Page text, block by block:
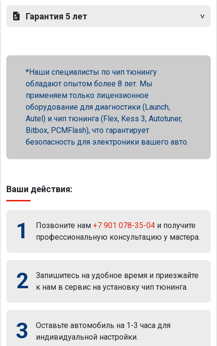
Гарантия 5 лет
Наши специалисты по чип тюнингу
обладают опытом более 8 лет. Мы
применяем только лицензионное
оборудование для диагностики (Launch,
Autel) и чип тюнинга (Flex, Kess 3, Autotuner,
Bitbox, PCMFlash), что гарантирует
безопасность для электроники вашего авто.
Ваши действия:
1 Позвоните нам +7 901 078-35-04 и получите
профессиональную консультацию у мастера.
2
Запишитесь на удобное время и приезжайте
к нам в сервис на установку чип тюнинга.
3
Оставьте автомобиль на 1-3 часа для
индивидуальной настройки.